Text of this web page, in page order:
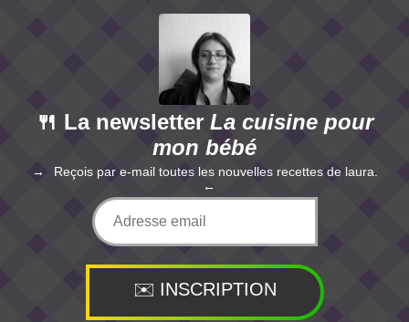
🍴 La newsletter La cuisine pour
mon bébé
Reçois par e-mail toutes les nouvelles recettes de laura.